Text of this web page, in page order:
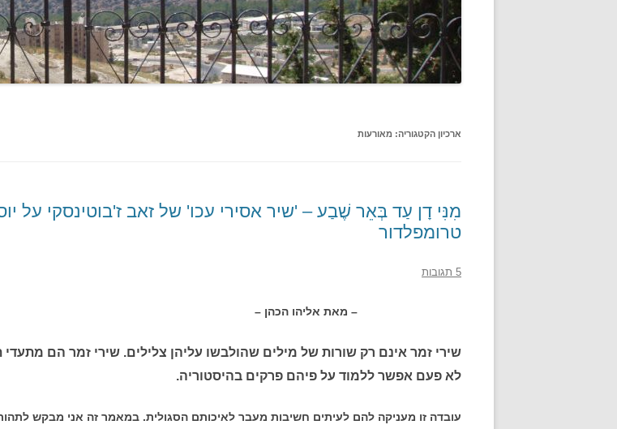
ארכיון הקטגוריה: מאורעות
מִנִּי דָן עַד בְּאֵר שֶׁבַע – 'שיר אסירי עכו' של זאב ז'בוטינסקי על
טרומפלדור
5 תגובות
– מאת אליהו הכהן –
שירי זמר אינם רק שורות של מילים שהולבשו עליהן צלילים. שירי זמר הם מתעדי
לא פעם אפשר ללמוד על פיהם פרקים בהיסטוריה.
עובדה זו מעניקה להם לעיתים חשיבות מעבר לאיכותם הסגולית. במאמר זה אני מבקש